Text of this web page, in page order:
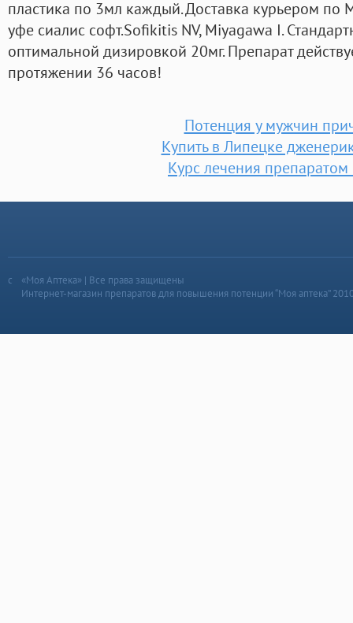
пластика по 3мл каждый. Доставка курьером по
уфе сиалис софт.Sofikitis NV, Miyagawa I.
оптимальной дизировкой 20мг. Препарат
протяжении 36 часов!
Потенция у мужчин
Купить в Липецке
Курс лечения препаратом
«Моя Аптека» | Все права защищены
Интернет-магазин препаратов для повышения потенции “Моя аптека”